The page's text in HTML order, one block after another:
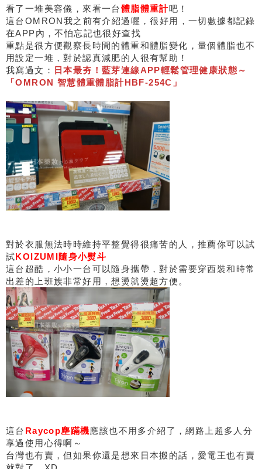
看了一堆美容儀，來看一台體脂體重計吧！
這台OMRON我之前有介紹過喔，很好用，一切數據都記錄
在APP內，不怕忘記也很好查找
重點是很方便觀察長時間的體重和體脂變化，量個體脂也不
用設定一堆，對於認真減肥的人很有幫助！
我寫過文：
日本最夯！藍芽連線APP輕鬆管理健康狀態～
「OMRON 智慧體重體脂計HBF-254C」
對於衣服無法時時維持平整覺得很痛苦的人，推薦你可以試
試KOIZUMI隨身小熨斗
這台超酷，小小一台可以隨身攜帶，對於需要穿西裝和時常
出差的上班族非常好用，想燙就燙超方便。
這台 Raycop塵蹣機應該也不用多介紹了，網路上超多人分
享過使用心得啊～
台灣也有賣，但如果你還是想來日本搬的話，愛電王也有賣